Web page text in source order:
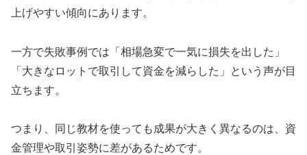
上げやすい傾向にあります。
一方で失敗事例では「相場急変で一気に損失を出した」
「大きなロットで取引して資金を減らした」という声が目
立ちます。
つまり、同じ教材を使っても成果が大きく異なるのは、資
金管理や取引姿勢に差があるためです。